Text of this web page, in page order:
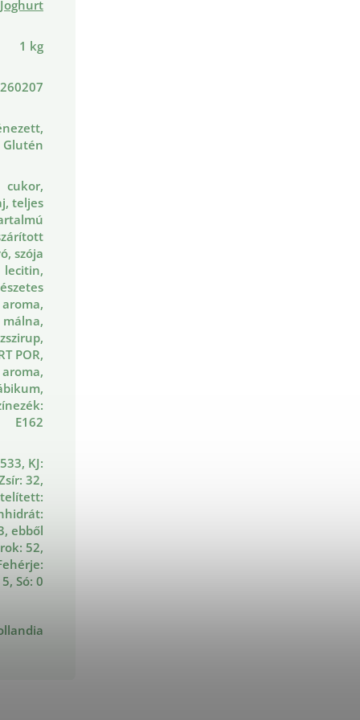
Joghurt
1 kg
Glutén
cukor,
teljes
szója
lecitin,
málna,
POR,
E162
KJ:
32,
ebből
52,
5, Só: 0